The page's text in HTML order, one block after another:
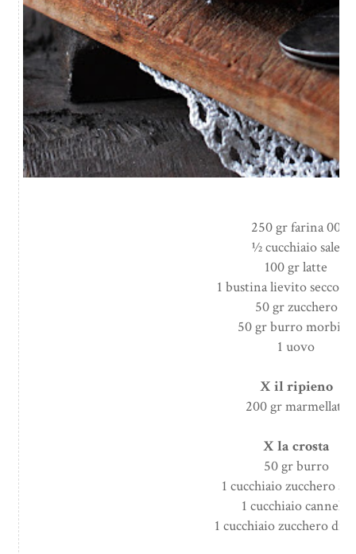
250 gr farina 00
½ cucchiaio sale
100 gr latte
1 bustina lievito secco
50 gr zucchero
50 gr burro morbido
1 uovo
X il ripieno
200 gr marmellata
X la crosta
50 gr burro
1 cucchiaio zucchero a
1 cucchiaio cannella
1 cucchiaio zucchero di